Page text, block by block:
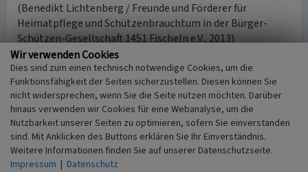
(Benedikt Lichtenberg / Freunde und Förderer für
Heimatpflege und Schützenbrauchtum in der Bürger-
Schützen-Gesellschaft 1451 Fischeln e.V., 2013)
Internet
krefeld.de:Denkmalliste der Stadt Krefeld (abgerufen
30.05.2023)
Markuskirche in Fischeln
Wir verwenden Cookies
Dies sind zum einen technisch notwendige Cookies, um die
Funktionsfähigkeit der Seiten sicherzustellen. Diesen können Sie
nicht widersprechen, wenn Sie die Seite nutzen möchten. Darüber
hinaus verwenden wir Cookies für eine Webanalyse, um die
Nutzbarkeit unserer Seiten zu optimieren, sofern Sie einverstanden
sind. Mit Anklicken des Buttons erklären Sie Ihr Einverständnis.
Weitere Informationen finden Sie auf unserer Datenschutzseite.
Impressum | Datenschutz